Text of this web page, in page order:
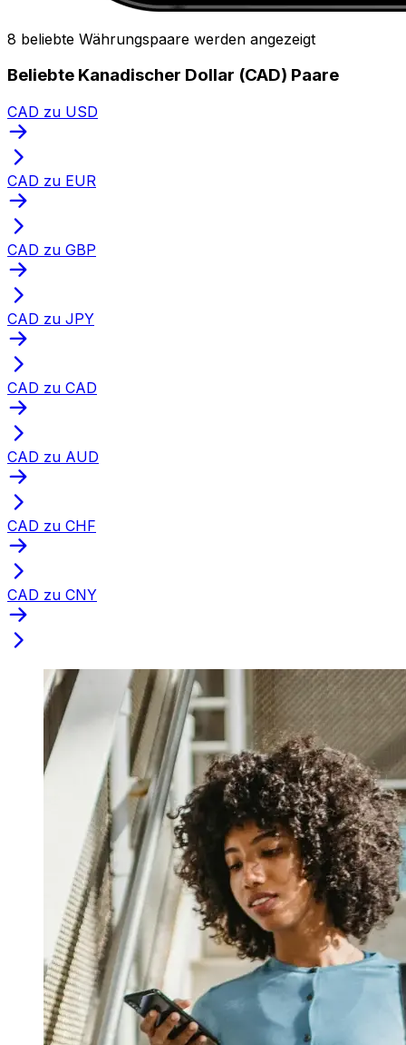
8 beliebte Währungspaare werden angezeigt
Beliebte Kanadischer Dollar (CAD) Paare
CAD zu USD
CAD zu EUR
CAD zu GBP
CAD zu JPY
CAD zu CAD
CAD zu AUD
CAD zu CHF
CAD zu CNY